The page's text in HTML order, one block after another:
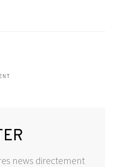
news directement